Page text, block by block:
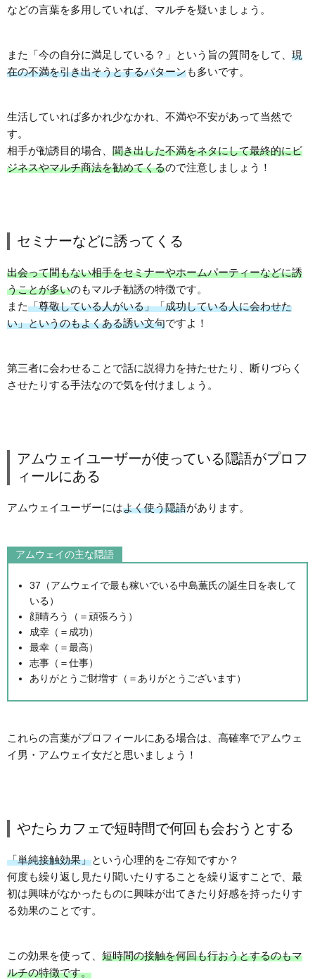
などの言葉を多用していれば、マルチを疑いましょう。
また「今の自分に満足している？」という旨の質問をして、 現
在の不満を引き出そうとするパターンも多いです。
生活していれば多かれ少なかれ、不満や不安があって当然で
す。
相手が勧誘目的場合、 聞き出した不満をネタにして最終的にビ
ジネスやマルチ商法を勧めてくるので注意しましょう！
セミナーなどに誘ってくる
出会って間もない相手をセミナーやホームパーティーなどに誘
うことが多いのもマルチ勧誘の特徴です。
また「尊敬している人がいる」「成功している人に会わせた
い」というのもよくある誘い文句ですよ！
第三者に会わせることで話に説得力を持たせたり、断りづらく
させたりする手法なので気を付けましょう。
アムウェイユーザーが使っている隠語がプロフ
ィールにある
アムウェイユーザーにはよく使う隠語があります。
アムウェイの主な隠語
37（アムウェイで最も稼いでいる中島薫氏の誕生日を表して
いる）
顔晴ろう（＝頑張ろう）
成幸（＝成功）
最幸（＝最高）
志事（＝仕事）
ありがとうご財増す（＝ありがとうございます）
これらの言葉がプロフィールにある場合は、高確率でアムウェ
イ男・アムウェイ女だと思いましょう！
やたらカフェで短時間で何回も会おうとする
「単純接触効果」という心理的をご存知ですか？
何度も繰り返し見たり聞いたりすることを繰り返すことで、最
初は興味がなかったものに興味が出てきたり好感を持ったりす
る効果のことです。
この効果を使って、 短時間の接触を何回も行おうとするのもマ
ルチの特徴です。